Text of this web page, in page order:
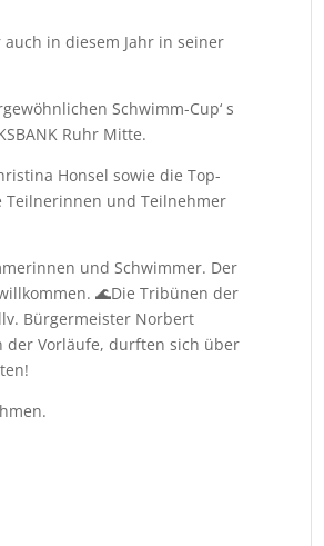
in diesem Jahr in seiner
Schwimm-Cup‘ s
Ruhr Mitte.
Honsel sowie die Top-
Teilnerinnen und Teilnehmer
und Schwimmer. Der
🌊Die Tribünen der
Bürgermeister Norbert
der Vorläufe, durften sich über